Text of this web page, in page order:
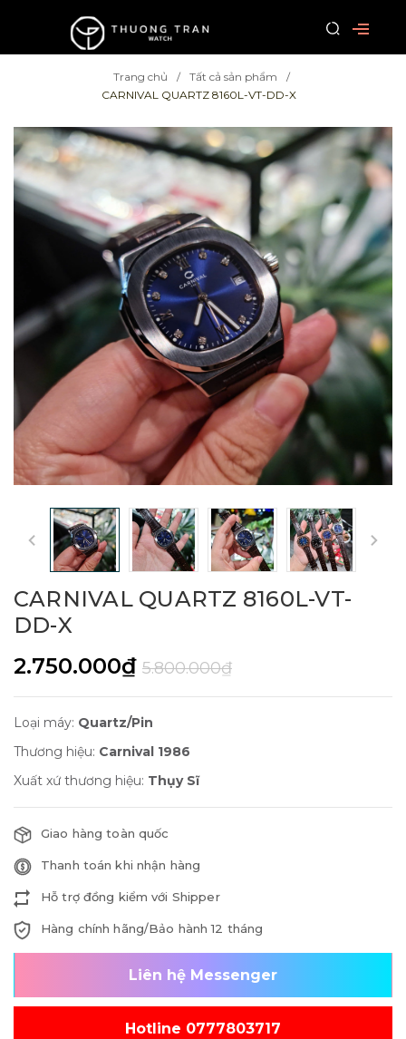
Trang chủ
Tất cả sản phẩm
CARNIVAL QUARTZ 8160L-VT-DD-X
CARNIVAL QUARTZ 8160L-VT-
DD-X
2.750.000₫ 5.800.000₫
Loại máy: Quartz/Pin
Thương hiệu: Carnival 1986
Xuất xứ thương hiệu: Thụy Sĩ
Giao hàng toàn quốc
Thanh toán khi nhận hàng
Hỗ trợ đồng kiểm với Shipper
Hàng chính hãng/Bảo hành 12 tháng
Liên hệ Messenger
Hotline 0777803717